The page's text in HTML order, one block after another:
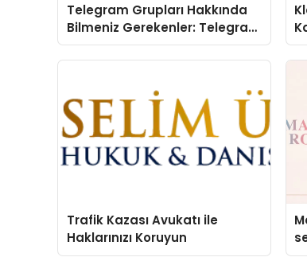
Telegram Grupları Hakkında
Bilmeniz Gerekenler: Telegram
Kullanıcıları İçin Kategori Bazlı
Grup Rehberi
Trafik Kazası Avukatı ile
Haklarınızı Koruyun